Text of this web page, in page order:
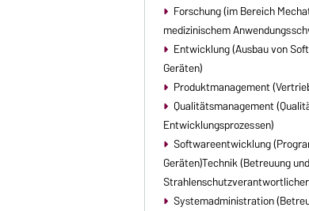
Forschung (im Bereich
medizinischem
Entwicklung (Ausbau von
Geräten)
Produktmanagement
Qualitätsmanagement
Entwicklungsprozessen)
Softwareentwicklung
Geräten)Technik (Betreuung
Systemadministration